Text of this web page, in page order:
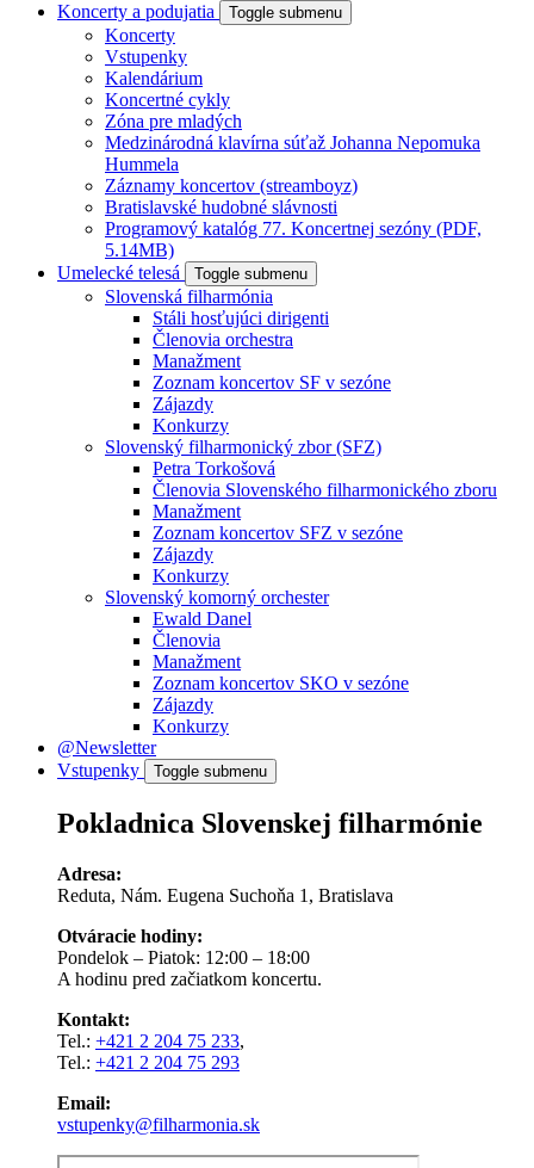
Koncerty a podujatia
Toggle submenu
Koncerty
Vstupenky
Kalendárium
Koncertné cykly
Zóna pre mladých
Medzinárodná klavírna súťaž Johanna Nepomuka
Hummela
Záznamy koncertov (streamboyz)
Bratislavské hudobné slávnosti
Programový katalóg 77. Koncertnej sezóny (PDF,
5.14MB)
Umelecké telesá
Toggle submenu
Slovenská filharmónia
Stáli hosťujúci dirigenti
Členovia orchestra
Manažment
Zoznam koncertov SF v sezóne
Zájazdy
Konkurzy
Slovenský filharmonický zbor (SFZ)
Petra Torkošová
Členovia Slovenského filharmonického zboru
Manažment
Zoznam koncertov SFZ v sezóne
Zájazdy
Konkurzy
Slovenský komorný orchester
Ewald Danel
Členovia
Manažment
Zoznam koncertov SKO v sezóne
Zájazdy
Konkurzy
@Newsletter
Vstupenky
Toggle submenu
Pokladnica Slovenskej filharmónie
Adresa:
Reduta, Nám. Eugena Suchoňa 1, Bratislava
Otváracie hodiny:
Pondelok – Piatok: 12:00 – 18:00
A hodinu pred začiatkom koncertu.
Kontakt:
Tel.: +421 2 204 75 233,
Tel.: +421 2 204 75 293
Email:
vstupenky@filharmonia.sk